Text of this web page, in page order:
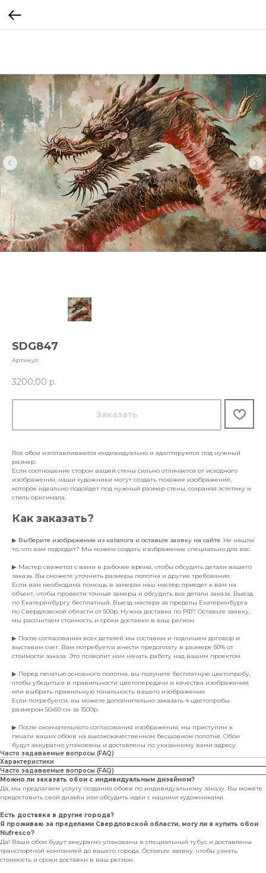
SDG847
Артикул:
3200,00 р.
Заказать
Все обои изготавливаются индивидуально и адаптируются под нужный
размер.
Если соотношение сторон вашей стены сильно отличается от исходного
изображения, наши художники могут создать похожее изображение,
которое идеально подойдет под нужный размер стены, сохраняя эстетику и
стиль оригинала.
Как заказать?
▶ Выберите изображение из каталога и оставьте заявку на сайте. Не нашли
то, что вам подходит? Мы можем создать изображение специально для вас.
▶ Мастер свяжется с вами в рабочее время, чтобы обсудить детали вашего
заказа. Вы сможете уточнить размеры полотна и другие требования.
Если вам необходима помощь в замерах наш мастер приедет к вам на
объект, чтобы провести точные замеры и обсудить все детали заказа. Выезд
по Екатеринбургу бесплатный. Выезд мастера за пределы Екатеринбурга
по Свердловской области от 500р. Нужна доставка по РФ? Оставьте заявку,
мы рассчитаем стоимость и сроки доставки в ваш регион.
▶ После согласования всех деталей мы составим и подпишем договор и
выставим счет. Вам потребуется внести предоплату в размере 50% от
стоимости заказа. Это позволит нам начать работу над вашим проектом.
▶ Перед печатью основного полотна, вы получите бесплатную цветопробу,
чтобы убедиться в правильности цветопередачи и качества изображения
или выбрать правильную тональность вашего изображения.
Если потребуется, вы можете дополнительно заказать 4 цветопробы
размером 50х50 см за 1500р.
▶ После окончательного согласования изображения, мы приступим к
печати ваших обоев на высококачественном бесшовном полотне. Обои
будут аккуратно упакованы и доставлены по указанному вами адресу.
Часто задаваемые вопросы (FAQ)
Характеристики
Часто задаваемые вопросы (FAQ)
Можно ли заказать обои с индивидуальным дизайном?
Да, мы предлагаем услугу создания обоев по индивидуальному заказу. Вы можете
предоставить свой дизайн или обсудить идеи с нашими художниками.
Есть доставка в другие города?
Я проживаю за пределами Свердловской области, могу ли я купить обои
Nufresco?
Да! Ваши обои будут аккуратно упакованы в специальный тубус и доставлены
транспортной компанией до вашего города. Оставьте заявку, чтобы узнать
стоимость и сроки доставки в ваш регион.